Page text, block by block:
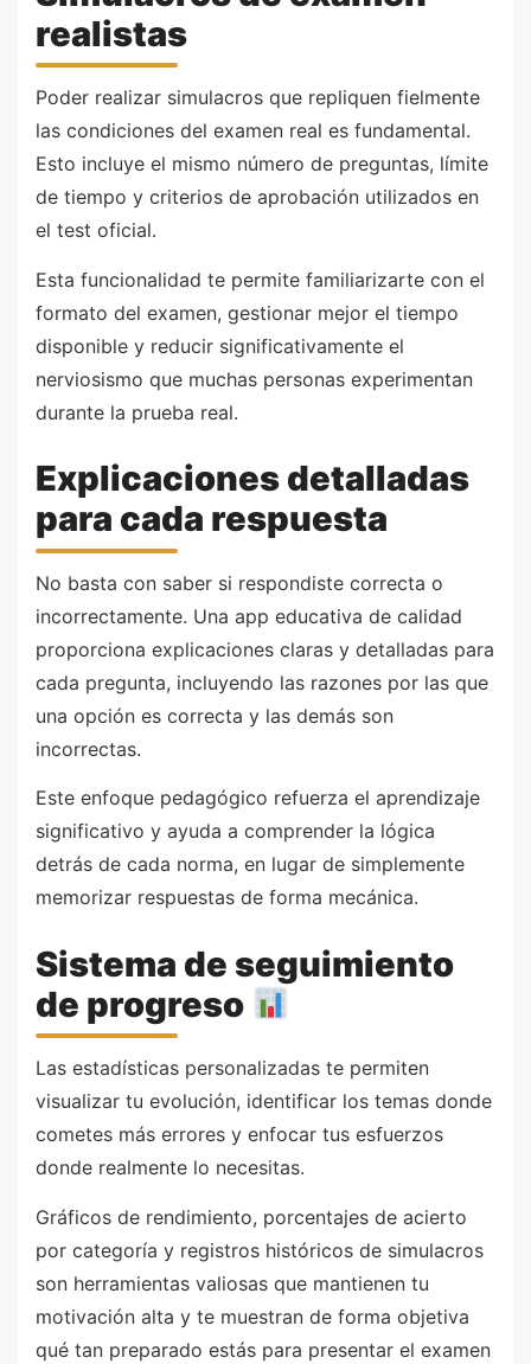
realistas
Poder realizar simulacros que repliquen fielmente
las condiciones del examen real es fundamental.
Esto incluye el mismo número de preguntas, límite
de tiempo y criterios de aprobación utilizados en
el test oficial.
Esta funcionalidad te permite familiarizarte con el
formato del examen, gestionar mejor el tiempo
disponible y reducir significativamente el
nerviosismo que muchas personas experimentan
durante la prueba real.
Explicaciones detalladas
para cada respuesta
No basta con saber si respondiste correcta o
incorrectamente. Una app educativa de calidad
proporciona explicaciones claras y detalladas para
cada pregunta, incluyendo las razones por las que
una opción es correcta y las demás son
incorrectas.
Este enfoque pedagógico refuerza el aprendizaje
significativo y ayuda a comprender la lógica
detrás de cada norma, en lugar de simplemente
memorizar respuestas de forma mecánica.
Sistema de seguimiento
de progreso
Las estadísticas personalizadas te permiten
visualizar tu evolución, identificar los temas donde
cometes más errores y enfocar tus esfuerzos
donde realmente lo necesitas.
Gráficos de rendimiento, porcentajes de acierto
por categoría y registros históricos de simulacros
son herramientas valiosas que mantienen tu
motivación alta y te muestran de forma objetiva
qué tan preparado estás para presentar el examen